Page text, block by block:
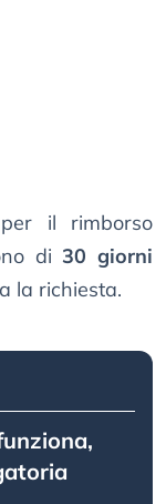
il rimborso
di30 giorni
la richiesta.